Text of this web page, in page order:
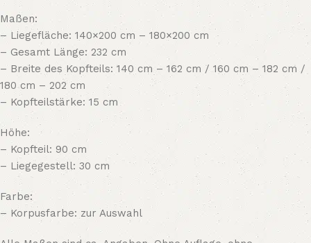
Maßen:
– Liegefläche: 140×200 cm – 180×200 cm
– Gesamt Länge: 232 cm
– Breite des Kopfteils: 140 cm – 162 cm / 160 cm – 182 cm /
180 cm – 202 cm
– Kopfteilstärke: 15 cm
Höhe:
– Kopfteil: 90 cm
– Liegegestell: 30 cm
Farbe:
– Korpusfarbe: zur Auswahl